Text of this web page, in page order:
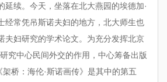
延续。今天，坐落在北大燕园的埃德加·
经常凭吊斯诺夫妇的地方，北大师生也
夫妇研究的学术论文。为充分发挥北京
究中心民间外交的作用，中心筹备出版
架桥：海伦·斯诺画传》是其中的第五